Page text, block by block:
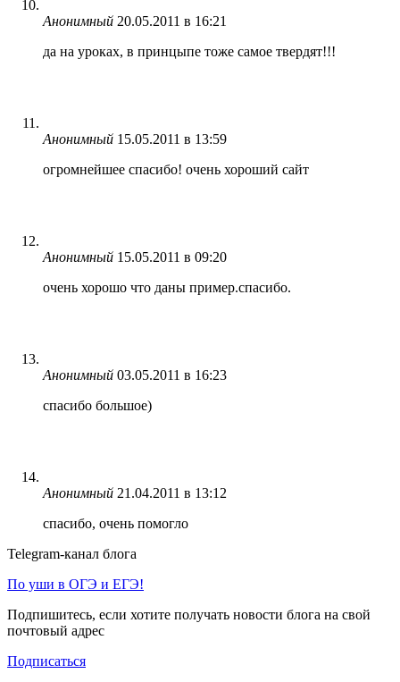
Анонимный 20.05.2011 в 16:21
да на уроках, в принцыпе тоже самое твердят!!!
Анонимный 15.05.2011 в 13:59
огромнейшее спасибо! очень хороший сайт
Анонимный 15.05.2011 в 09:20
очень хорошо что даны пример.спасибо.
Анонимный 03.05.2011 в 16:23
спасибо большое)
Анонимный 21.04.2011 в 13:12
спасибо, очень помогло
Telegram-канал блога
По уши в ОГЭ и ЕГЭ!
Подпишитесь, если хотите получать новости блога на свой
почтовый адрес
Подписаться